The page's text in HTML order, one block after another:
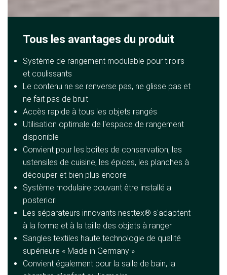
Tous les avantages du produit
Système de rangement modulable pour tiroirs
et coulissants
Le contenu ne se renverse pas, ne glisse pas et
ne fait pas de bruit
Accès rapide à tous les objets rangés
Utilisation optimale de l'espace de rangement
disponible
Convient pour les boîtes de conservation, les
ustensiles de cuisine, les épices, les planches à
découper et bien plus encore
Système modulaire pouvant être installé a
posteriori
Les séparateurs innovants nesttex® s'adaptent
à la forme et à la taille des objets à ranger
Sangles textiles haute technologie de qualité
supérieure « Made in Germany »
Convient également pour la salle de bain, la